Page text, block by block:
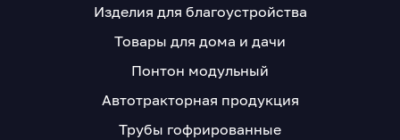
Изделия для благоустройства
Товары для дома и дачи
Понтон модульный
Автотракторная продукция
Трубы гофрированные